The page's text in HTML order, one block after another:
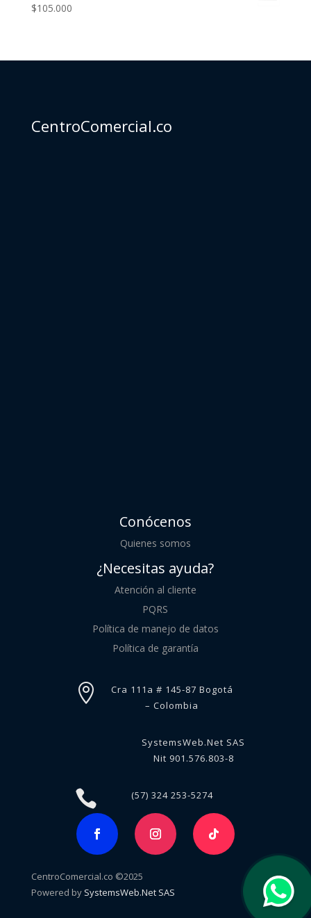
$105.000
CentroComercial.co
Conócenos
Quienes somos
¿Necesitas ayuda?
Atención al cliente
PQRS
Política de manejo de datos
Política de garantía

Cra 111a # 145-87 Bogotá
– Colombia
SystemsWeb.Net SAS
Nit 901.576.803-8
 (57) 324 253-5274
CentroComercial.co ©2025
Powered by SystemsWeb.Net SAS